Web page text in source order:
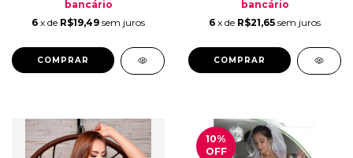
bancário
6 x de R$19,49 sem juros
COMPRAR
bancário
6 x de R$21,65 sem juros
COMPRAR
10%
OFF